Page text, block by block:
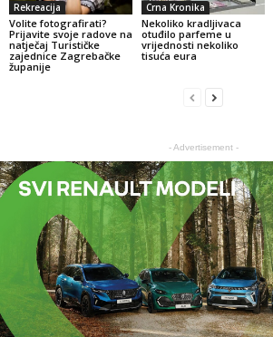
Rekreacija
Volite fotografirati?
Prijavite svoje radove na
natječaj Turističke
zajednice Zagrebačke
županije
Crna Kronika
Nekoliko kradljivaca
otuđilo parfeme u
vrijednosti nekoliko
tisuća eura
- Advertisement -